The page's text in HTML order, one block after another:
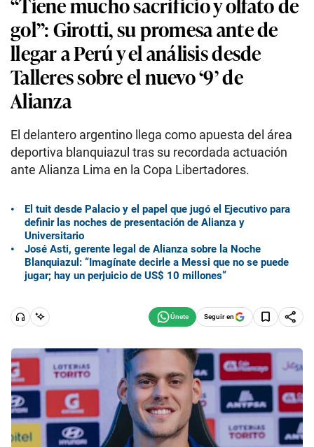
gol”: Girotti, su promesa ante de
llegar a Perú y el análisis desde
Talleres sobre el nuevo ‘9’ de
Alianza
El delantero argentino llega como apuesta del área
deportiva blanquiazul tras su recordada actuación
ante Alianza Lima en la Copa Libertadores.
El tuit desde Palacio y el papel que jugó el Ejecutivo para
definir las noches de presentación de Alianza y
Universitario
José Asti, gerente legal de Alianza sobre la Noche
Blanquiazul: “Imagínate decirle a Messi que no se puede
jugar; hay un perjuicio de US$ 10 millones”
Seguir en